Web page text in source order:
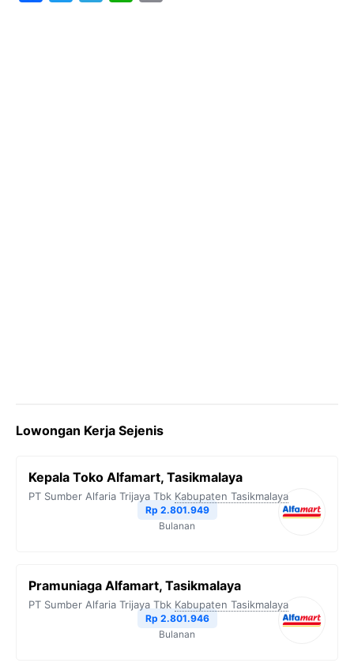
Lowongan Kerja Sejenis
Kepala Toko Alfamart, Tasikmalaya
PT Sumber Alfaria Trijaya Tbk Kabupaten Tasikmalaya
Rp 2.801.949
Bulanan
Pramuniaga Alfamart, Tasikmalaya
PT Sumber Alfaria Trijaya Tbk Kabupaten Tasikmalaya
Rp 2.801.946
Bulanan